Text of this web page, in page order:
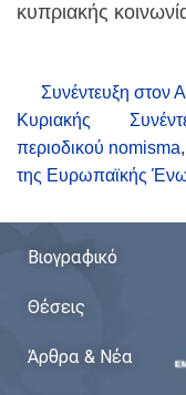
κυπριακής
Συνέντευξη στον
Κυριακής
περιοδικού
της Ευρωπαϊκής
Βιογραφικό
Θέσεις
Άρθρα & Νέα